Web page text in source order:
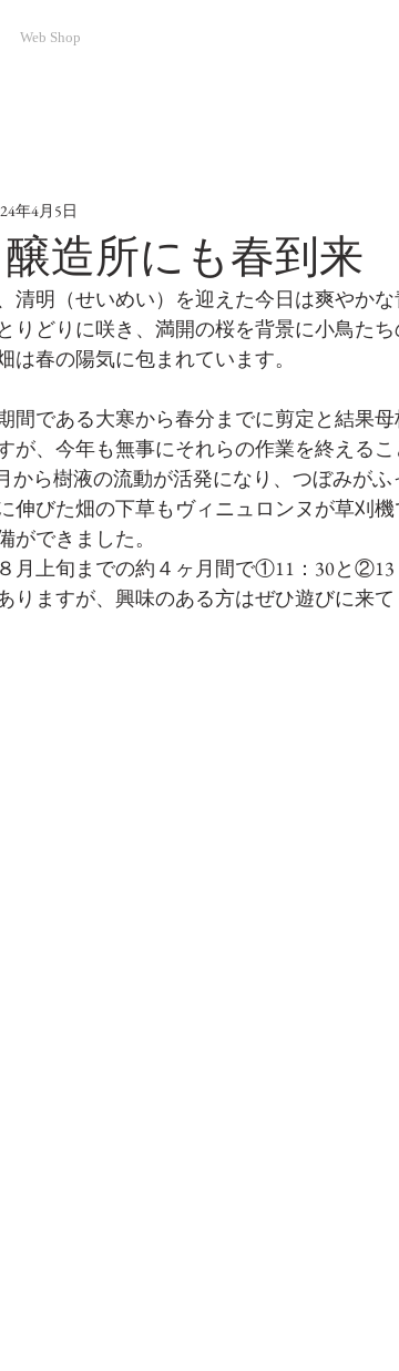
Web Shop
造所にも春到来
年4月5日
清明（せいめい）を迎えた今日は爽やか
りどりに咲き、満開の桜を背景に小鳥た
は春の陽気に包まれています。
間である大寒から春分までに剪定と結果
が、今年も無事にそれらの作業を終えるこ
から樹液の流動が活発になり、つぼみが
伸びた畑の下草もヴィニュロンヌが草刈
ができました。
月上旬までの約４ヶ月間で①11：30と
りますが、興味のある方はぜひ遊びに来て